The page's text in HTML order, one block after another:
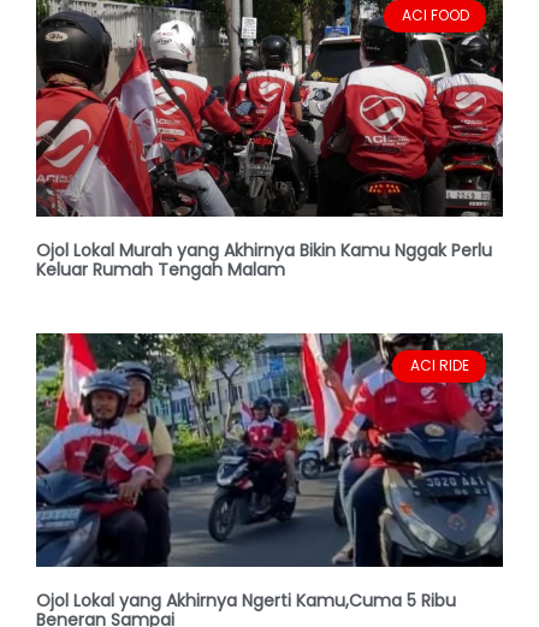
ACI FOOD
Ojol Lokal Murah yang Akhirnya Bikin Kamu Nggak Perlu
Keluar Rumah Tengah Malam
ACI RIDE
Ojol Lokal yang Akhirnya Ngerti Kamu,Cuma 5 Ribu
Beneran Sampai